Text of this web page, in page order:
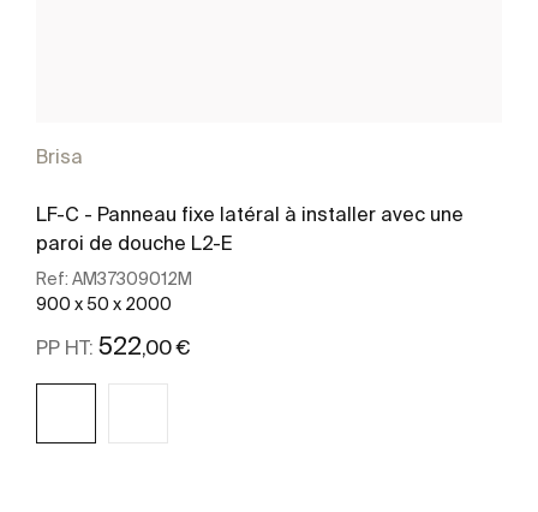
Brisa
LF-C - Panneau fixe latéral à installer avec une
paroi de douche L2-E
Ref: AM37309012M
900 x 50 x 2000
PP HT: 522,00 €